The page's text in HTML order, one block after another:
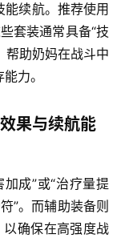
续航。推荐使用
套装通常具备“技
帮助奶妈在战斗中
力。
果与续航能
成”或“治疗量提
”。而辅助装备则
以确保在高强度战